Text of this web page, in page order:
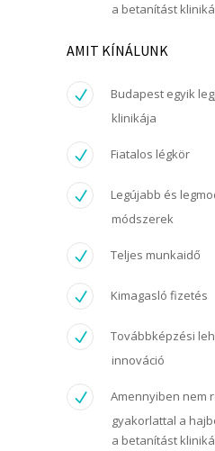
a betanítást
AMIT KÍNÁLUNK
Budapest egyik
klinikája
Fiatalos légkör
Legújabb és
módszerek
Teljes munkaidő
Kimagasló fizetés
Továbbképzési
innováció
Amennyiben nem
gyakorlattal a
a betanítást